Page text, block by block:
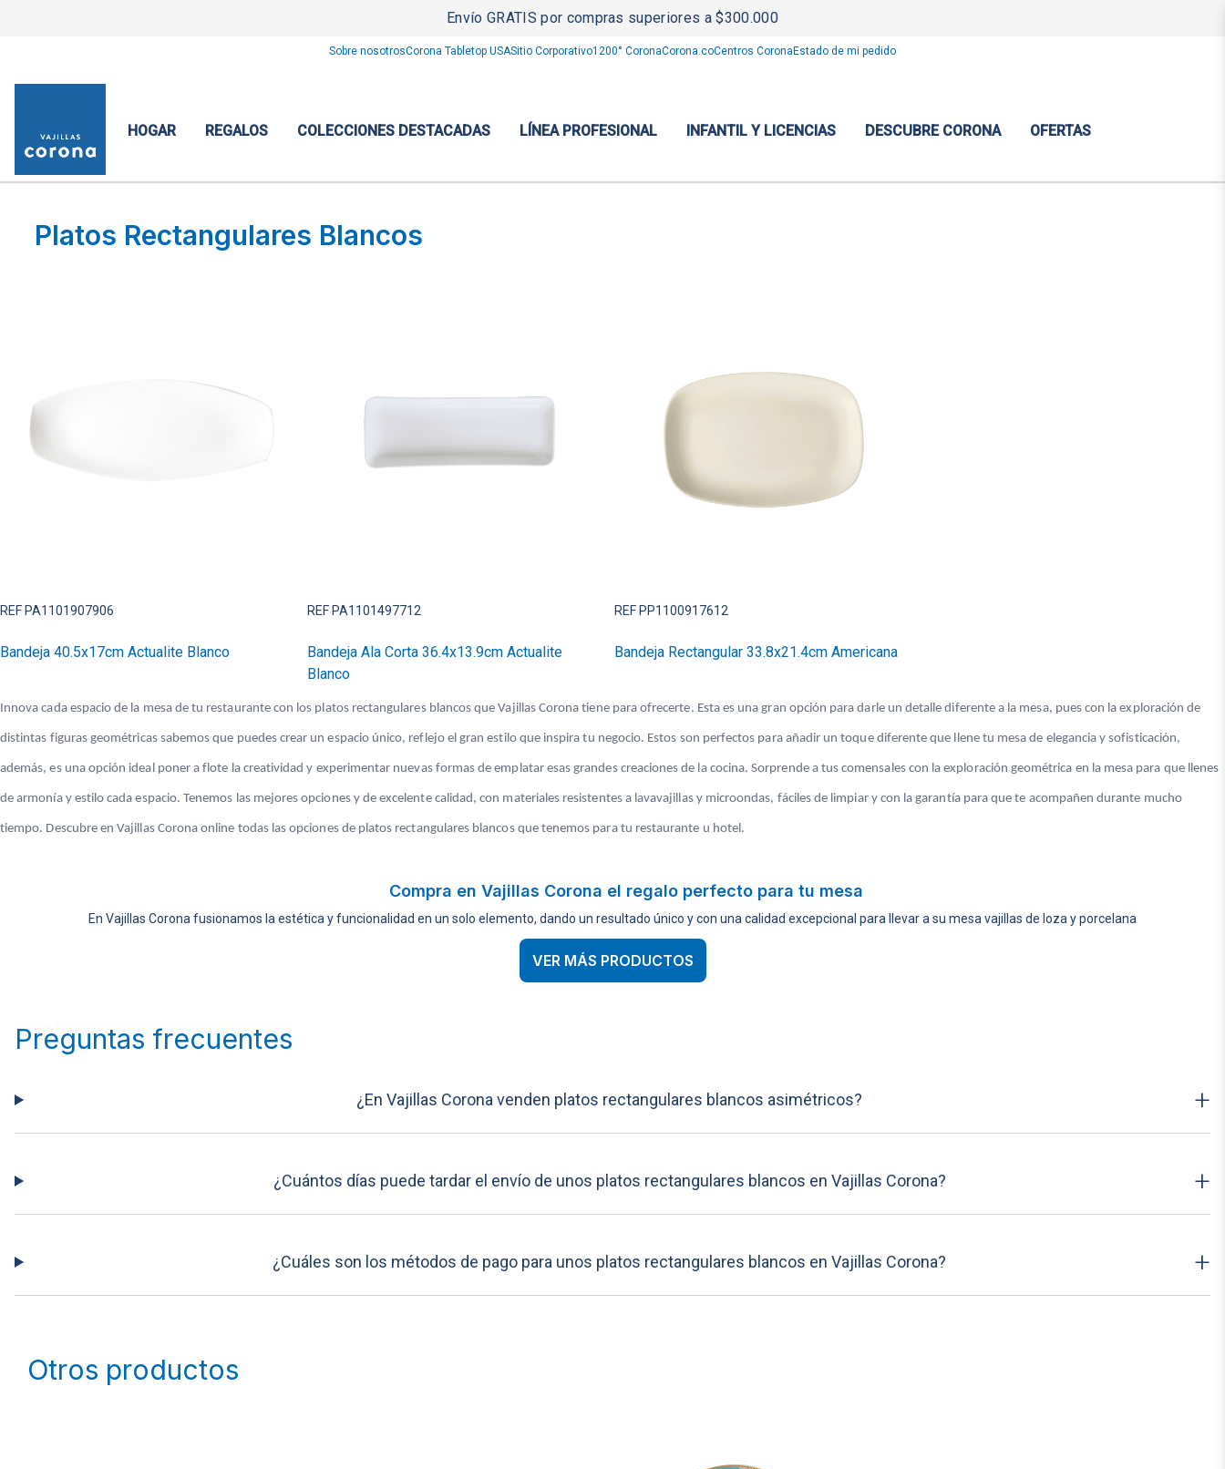
Envío GRATIS por compras superiores a $300.000
Sobre nosotrosCorona Tabletop USASitio Corporativo1200° CoronaCorona.coCentros Corona Estado de mi pedido
HOGAR REGALOS COLECCIONES DESTACADAS LÍNEA PROFESIONAL INFANTIL Y LICENCIAS DESCUBRE CORONA OFERTAS
Platos Rectangulares Blancos
REF PA1101907906
Bandeja 40.5x17cm Actualite Blanco
REF PA1101497712
Bandeja Ala Corta 36.4x13.9cm Actualite
Blanco
REF PP1100917612
Bandeja Rectangular 33.8x21.4cm Americana
Innova cada espacio de la mesa de tu restaurante con los platos rectangulares blancos que Vajillas Corona tiene para ofrecerte. Esta es una gran opción para darle un detalle diferente a la mesa, pues con la exploración de
distintas figuras geométricas sabemos que puedes crear un espacio único, reflejo el gran estilo que inspira tu negocio. Estos son perfectos para añadir un toque diferente que llene tu mesa de elegancia y sofisticación,
además, es una opción ideal poner a flote la creatividad y experimentar nuevas formas de emplatar esas grandes creaciones de la cocina. Sorprende a tus comensales con la exploración geométrica en la mesa para que llenes
de armonía y estilo cada espacio. Tenemos las mejores opciones y de excelente calidad, con materiales resistentes a lavavajillas y microondas, fáciles de limpiar y con la garantía para que te acompañen durante mucho
tiempo. Descubre en Vajillas Corona online todas las opciones de platos rectangulares blancos que tenemos para tu restaurante u hotel.
Compra en Vajillas Corona el regalo perfecto para tu mesa
En Vajillas Corona fusionamos la estética y funcionalidad en un solo elemento, dando un resultado único y con una calidad excepcional para llevar a su mesa vajillas de loza y porcelana
VER MÁS PRODUCTOS
Preguntas frecuentes
¿En Vajillas Corona venden platos rectangulares blancos asimétricos? +
¿Cuántos días puede tardar el envío de unos platos rectangulares blancos en Vajillas Corona? +
¿Cuáles son los métodos de pago para unos platos rectangulares blancos en Vajillas Corona? +
Otros productos